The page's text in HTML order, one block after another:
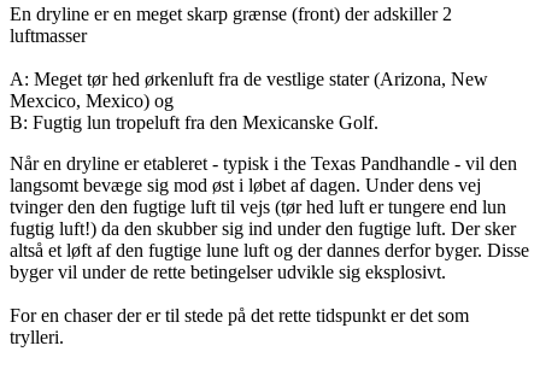
En dryline er en meget skarp grænse (front) der adskiller 2
luftmasser
A: Meget tør hed ørkenluft fra de vestlige stater (Arizona, New
Mexcico, Mexico) og
B: Fugtig lun tropeluft fra den Mexicanske Golf.
Når en dryline er etableret - typisk i the Texas Pandhandle - vil den
langsomt bevæge sig mod øst i løbet af dagen. Under dens vej
tvinger den den fugtige luft til vejs (tør hed luft er tungere end lun
fugtig luft!) da den skubber sig ind under den fugtige luft. Der sker
altså et løft af den fugtige lune luft og der dannes derfor byger. Disse
byger vil under de rette betingelser udvikle sig eksplosivt.
For en chaser der er til stede på det rette tidspunkt er det som
trylleri.